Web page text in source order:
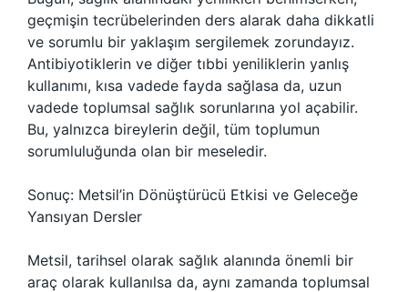
geçmişin tecrübelerinden ders alarak daha dikkatli
ve sorumlu bir yaklaşım sergilemek zorundayız.
Antibiyotiklerin ve diğer tıbbi yeniliklerin yanlış
kullanımı, kısa vadede fayda sağlasa da, uzun
vadede toplumsal sağlık sorunlarına yol açabilir.
Bu, yalnızca bireylerin değil, tüm toplumun
sorumluluğunda olan bir meseledir.
Sonuç: Metsil’in Dönüştürücü Etkisi ve Geleceğe
Yansıyan Dersler
Metsil, tarihsel olarak sağlık alanında önemli bir
araç olarak kullanılsa da, aynı zamanda toplumsal